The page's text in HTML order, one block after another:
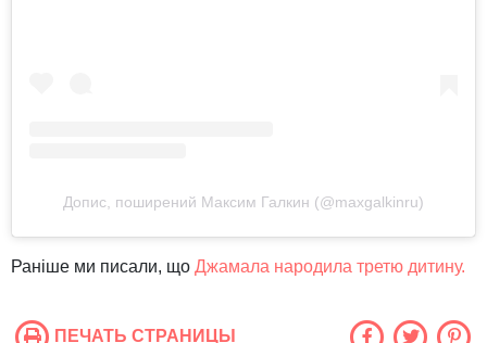
Допис, поширений Максим Галкин (@maxgalkinru)
Раніше ми писали, що Джамала народила третю дитину.
ПЕЧАТЬ СТРАНИЦЫ